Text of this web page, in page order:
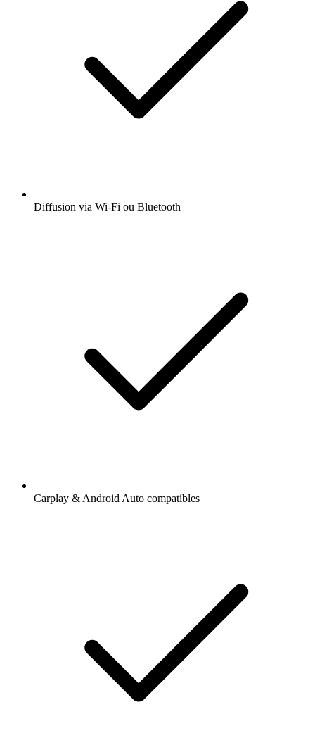
Diffusion via Wi-Fi ou Bluetooth
Carplay & Android Auto compatibles